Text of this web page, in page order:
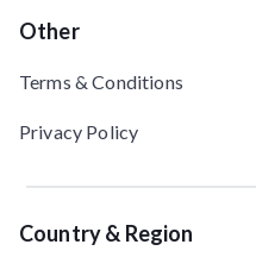
Other
Terms & Conditions
Privacy Policy
Country & Region